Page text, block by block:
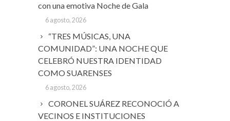
con una emotiva Noche de Gala
6 agosto, 2026
“TRES MÚSICAS, UNA
COMUNIDAD”: UNA NOCHE QUE
CELEBRÓ NUESTRA IDENTIDAD
COMO SUARENSES
6 agosto, 2026
CORONEL SUÁREZ RECONOCIÓ A
VECINOS E INSTITUCIONES